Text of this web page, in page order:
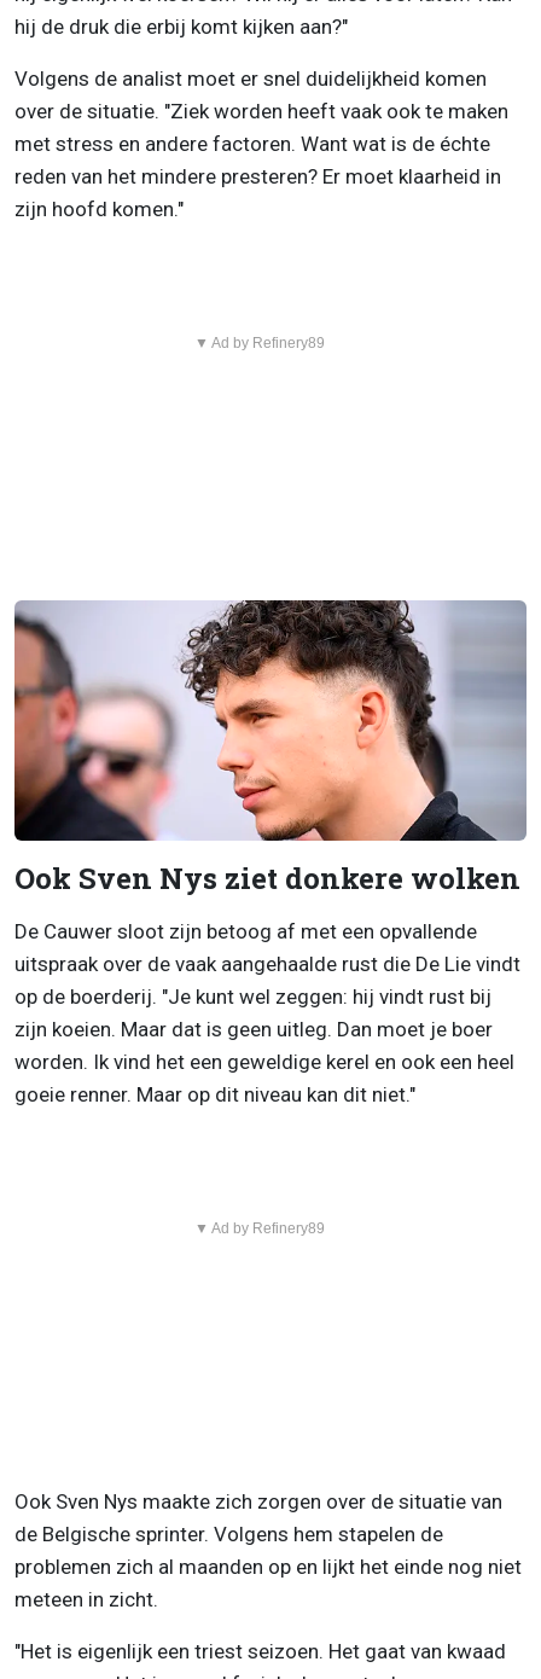
hij de druk die erbij komt kijken aan?"
Volgens de analist moet er snel duidelijkheid komen
over de situatie. "Ziek worden heeft vaak ook te maken
met stress en andere factoren. Want wat is de échte
reden van het mindere presteren? Er moet klaarheid in
zijn hoofd komen."
▼ Ad by Refinery89
Ook Sven Nys ziet donkere wolken
De Cauwer sloot zijn betoog af met een opvallende
uitspraak over de vaak aangehaalde rust die De Lie vindt
op de boerderij. "Je kunt wel zeggen: hij vindt rust bij
zijn koeien. Maar dat is geen uitleg. Dan moet je boer
worden. Ik vind het een geweldige kerel en ook een heel
goeie renner. Maar op dit niveau kan dit niet."
▼ Ad by Refinery89
Ook Sven Nys maakte zich zorgen over de situatie van
de Belgische sprinter. Volgens hem stapelen de
problemen zich al maanden op en lijkt het einde nog niet
meteen in zicht.
"Het is eigenlijk een triest seizoen. Het gaat van kwaad